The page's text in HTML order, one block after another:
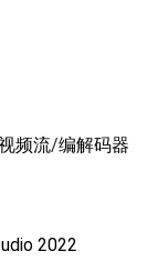
频流/编解码器
2022